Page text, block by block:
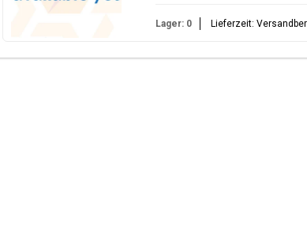
Lager: 0 Lieferzeit: